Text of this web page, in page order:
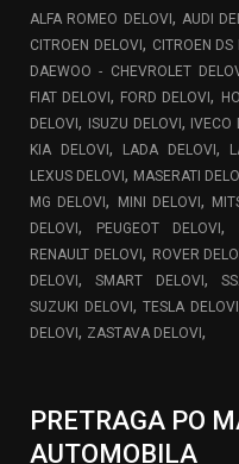
ALFA ROMEO DELOVI, AUDI
CITROEN DELOVI, CITROEN DS
DAEWOO - CHEVROLET
FIAT DELOVI, FORD DELOVI,
DELOVI, ISUZU DELOVI, IVECO
KIA DELOVI, LADA DELOVI,
LEXUS DELOVI, MASERATI
MG DELOVI, MINI DELOVI,
DELOVI, PEUGEOT DELOVI,
RENAULT DELOVI, ROVER
DELOVI,SMART DELOVI,
SUZUKI DELOVI,TESLA DELOVI
DELOVI, ZASTAVA DELOVI,
PRETRAGA PO
AUTOMOBILA